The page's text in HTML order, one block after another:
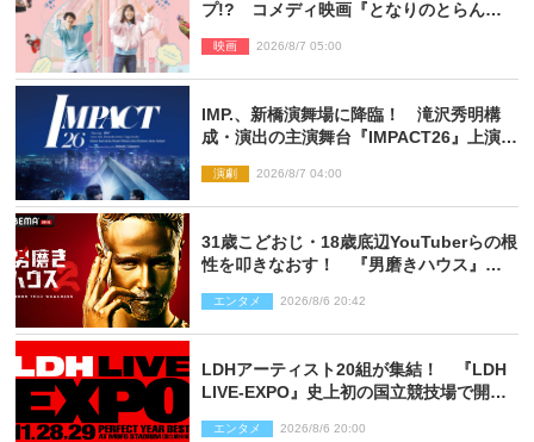
プ!? コメディ映画『となりのとらんす
映画 2026/8/7 05:00
IMP.、新橋演舞場に降臨！ 滝沢秀明構
成・演出の主演舞台『IMPACT26』上演決
演劇 2026/8/7 04:00
31歳こどおじ・18歳底辺YouTuberらの根
性を叩きなおす！ 『男磨きハウス』第2
エンタメ 2026/8/6 20:42
LDHアーティスト20組が集結！ 『LDH
LIVE‐EXPO』史上初の国立競技場で開催
エンタメ 2026/8/6 20:00